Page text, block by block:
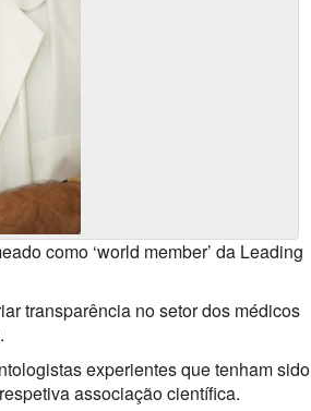
como ‘world member’ da Leading
transparência no setor dos médicos
experientes que tenham sido
associação científica.